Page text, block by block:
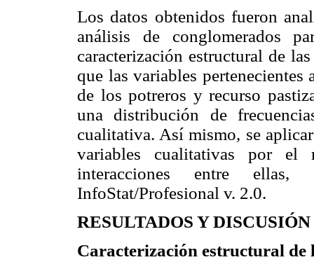
Los datos obtenidos fueron
análisis de conglomerados
caracterización estructural de
que las variables
de los potreros y recurso
una distribución de
cualitativa. Así mismo, se
variables cualitativas por el
interacciones entre ellas,
InfoStat/Profesional v. 2.0.
RESULTADOS Y DISCUSIÓN
Caracterización estructural de